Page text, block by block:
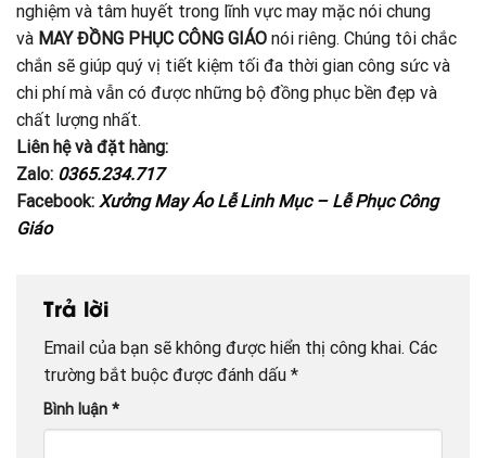
nghiệm và tâm huyết trong lĩnh vực may mặc nói chung
và MAY ĐỒNG PHỤC CÔNG GIÁO nói riêng. Chúng tôi chắc
chắn sẽ giúp quý vị tiết kiệm tối đa thời gian công sức và
chi phí mà vẫn có được những bộ đồng phục bền đẹp và
chất lượng nhất.
Liên hệ và đặt hàng:
Zalo: 0365.234.717
Facebook: Xưởng May Áo Lễ Linh Mục – Lễ Phục Công
Giáo
Trả lời
Email của bạn sẽ không được hiển thị công khai. Các
trường bắt buộc được đánh dấu *
Bình luận *